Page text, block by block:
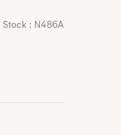
Stock : N486A